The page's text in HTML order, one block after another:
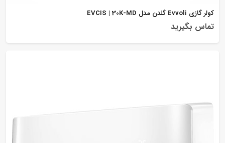
کولر گازی Evvoli گلدن مدل EVCIS | 30K-MD
تماس بگیرید